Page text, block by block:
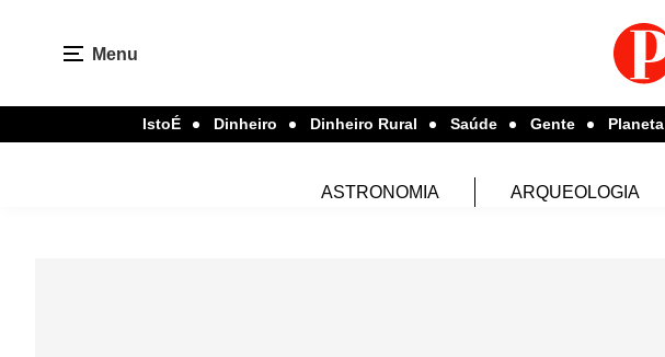
Menu
IstoÉ Dinheiro Dinheiro Rural Saúde Gente Planeta
ASTRONOMIA ARQUEOLOGIA